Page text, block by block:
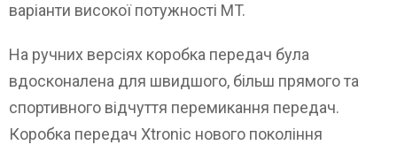
варіанти високої потужності MT.
На ручних версіях коробка передач була
вдосконалена для швидшого, більш прямого та
спортивного відчуття перемикання передач.
Коробка передач Xtronic нового покоління